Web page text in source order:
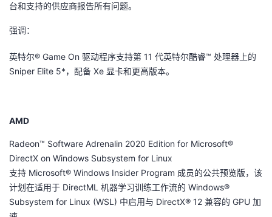
台和支持的供应商报告所有问题。
强调：
英特尔® Game On 驱动程序支持第 11 代英特尔酷睿™ 处理器上的
Sniper Elite 5*，配备 Xe 显卡和更高版本。
AMD
Radeon™ Software Adrenalin 2020 Edition for Microsoft®
DirectX on Windows Subsystem for Linux
支持 Microsoft® Windows Insider Program 成员的公共预览版，该
计划在适用于 DirectML 机器学习训练工作流的 Windows®
Subsystem for Linux (WSL) 中启用与 DirectX® 12 兼容的 GPU 加